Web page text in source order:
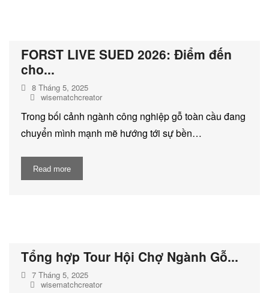
FORST LIVE SUED 2026: Điểm đến
cho...
8 Tháng 5, 2025
wisematchcreator
Trong bối cảnh ngành công nghiệp gỗ toàn cầu đang
chuyển mình mạnh mẽ hướng tới sự bền…
Read more
Tổng hợp Tour Hội Chợ Ngành Gỗ...
7 Tháng 5, 2025
wisematchcreator